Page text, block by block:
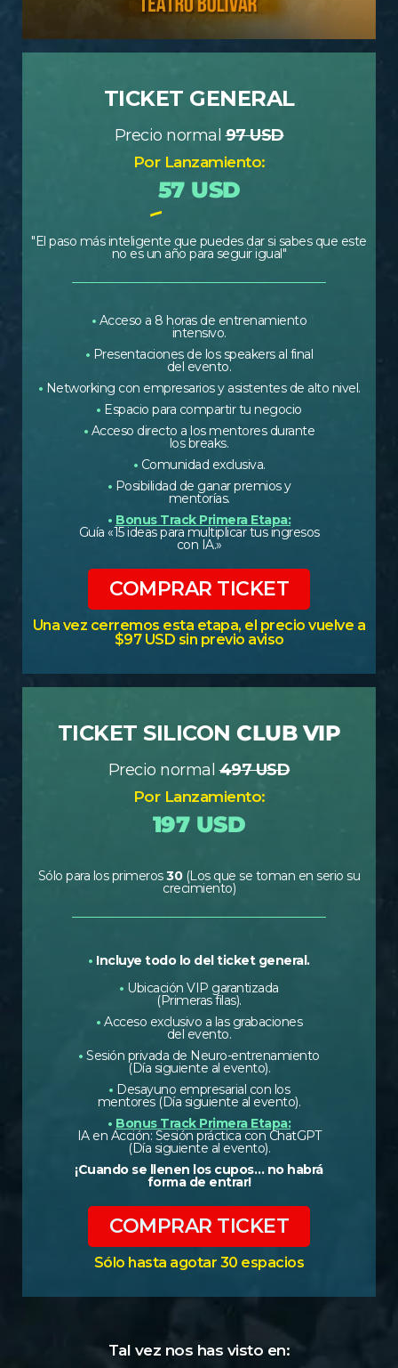
TICKET GENERAL
Precio normal97 USD
Por Lanzamiento:
57 USD
"El paso más inteligente que puedes dar si sabes que este
no es un año para seguir igual"
• Acceso a 8 horas de entrenamiento
intensivo.
• Presentaciones de los speakers al final
del evento.
• Networking con empresarios y asistentes de alto nivel.
• Espacio para compartir tu negocio
• Acceso directo a los mentores durante
los breaks.
• Comunidad exclusiva.
• Posibilidad de ganar premios y
mentorías.
• Bonus Track Primera Etapa:
Guía «15 ideas para multiplicar tus ingresos
con IA.»
COMPRAR TICKET
Una vez cerremos esta etapa, el precio vuelve a
$97 USD sin previo aviso
TICKET SILICON CLUB VIP
Precio normal497 USD
Por Lanzamiento:
197 USD
Sólo para los primeros30(Los que se toman en serio su
crecimiento)
• Incluye todo lo del ticket general.
• Ubicación VIP garantizada
(Primeras filas).
• Acceso exclusivo a las grabaciones
del evento.
•Sesión privada de Neuro-entrenamiento
(Día siguiente al evento).
• Desayuno empresarial con los
mentores (Día siguiente al evento).
• Bonus Track Primera Etapa:
IA en Acción: Sesión práctica con ChatGPT
(Día siguiente al evento).
¡Cuando se llenen los cupos… no habrá
forma de entrar!
COMPRAR TICKET
Sólo hasta agotar 30 espacios
Tal vez nos has visto en: